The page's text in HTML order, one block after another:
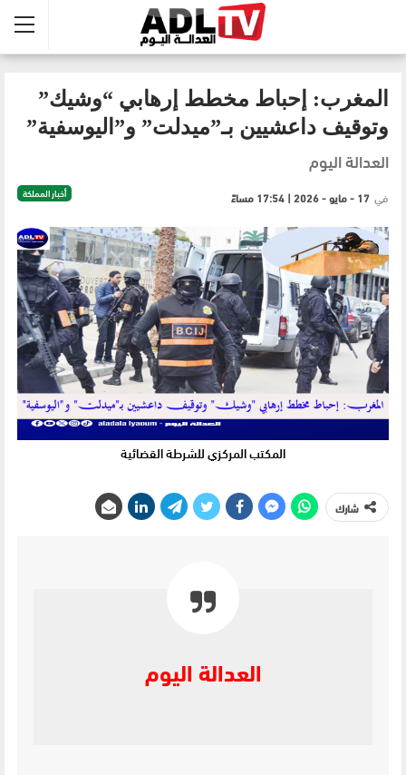
المغرب: إحباط مخطط إرهابي “وشيك”
وتوقيف داعشيين بـ”ميدلت” و”اليوسفية”
العدالة اليوم
أخبار المملكة في 17 - مايو - 2026 | 17:54 مساءً
المكتب المركزي للشرطة القضائية
شارك
العدالة اليوم